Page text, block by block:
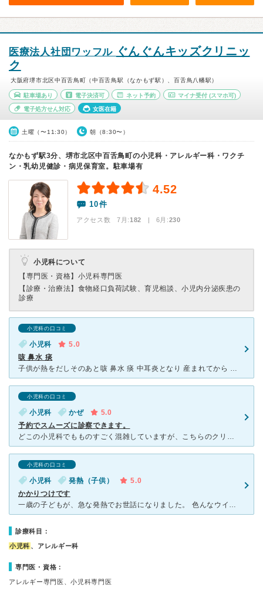
医療法人社団ワッフル ぐんぐんキッズクリニッ
ク
大阪府堺市北区中百舌鳥町（中百舌鳥駅（なかもず駅）、百舌鳥八幡駅）
駐車場あり 電子決済可 ネット予約 マイナ受付 (スマホ可)
電子処方せん対応 女医在籍
土曜（〜11:30） 朝（8:30〜）
なかもず駅3分、堺市北区中百舌鳥町の小児科・アレルギー科・ワクチ
ン・乳幼児健診・病児保育室。駐車場有
4.52
10件
アクセス数 7月:182 | 6月:230
小児科について
【専門医・資格】 小児科専門医
【診療・治療法】 食物経口負荷試験、育児相談、小児内分泌疾患の
診療
小児科の口コミ
小児科
5.0
咳 鼻水 痰
子供が熱をだしそのあと咳 鼻水 痰 中耳炎となり 産まれてから 熱もほとんどださず 病院にいくこともなかったので 今回 は 三件病院にいきました。 初めは近くの内科 次に耳が痛いと言うので耳鼻科
小児科の口コミ
小児科 かぜ
5.0
予約でスムーズに診察できます。
どこの小児科でもものすごく混雑していますが、こちらのクリニックは初診でもweb予約ができ、webで進行状況も確認できるので病気の子どもを長時間待合室で待たすこともなく、順番の少し前に来院すれば大丈夫な
小児科の口コミ
小児科 発熱（子供）
5.0
かかりつけです
一歳の子どもが、急な発熱でお世話になりました。 色んなウイルスの検査や痛くない採血も迅速にして頂き、しっかりとした検査の結果を踏まえ対応してもらえました。院長先生は説明も丁寧で素晴らしいクリニックで
診療科目：
小児科 、アレルギー科
専門医・資格：
アレルギー専門医、小児科専門医